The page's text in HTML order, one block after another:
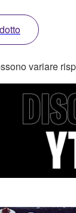
variare